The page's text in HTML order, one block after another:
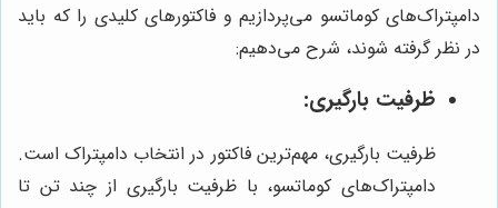
دامپتراک‌های کوماتسو می‌پردازیم و فاکتورهای کلیدی را که باید
در نظر گرفته شوند، شرح می‌دهیم:
ظرفیت بارگیری:
ظرفیت بارگیری، مهم‌ترین فاکتور در انتخاب دامپتراک است.
دامپتراک‌های کوماتسو، با ظرفیت بارگیری از چند تن تا